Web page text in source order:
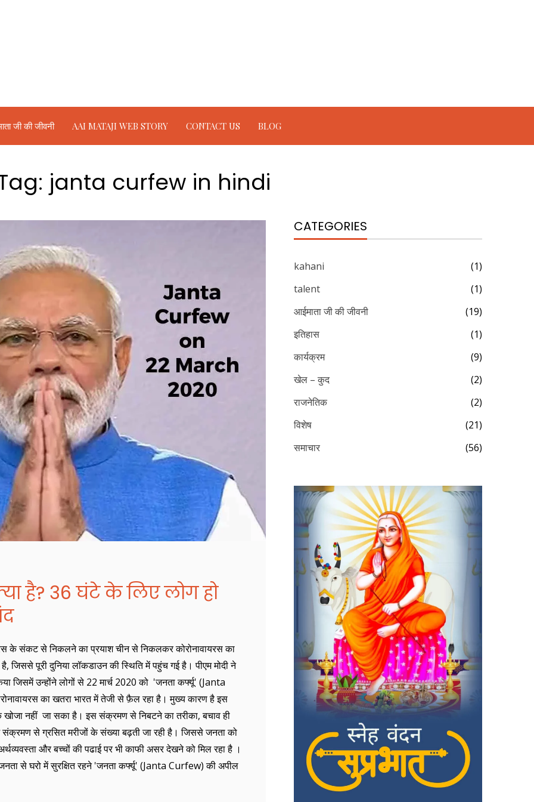
जी की जीवनी AAI MATAJI WEB STORY CONTACT US BLOG
janta curfew in hindi
है? 36 घंटे के लिए लोग हो
के संकट से निकलने का प्रयाश चीन से निकलकर कोरोनावायरस का
है, जिससे पूरी दुनिया लॉकडाउन की स्थिति में पहुंच गई है। पीएम मोदी ने
जिसमें उन्होंने लोगों से 22 मार्च 2020 को 'जनता कर्फ्यू' (Janta
का खतरा भारत में तेजी से फ़ैल रहा है। मुख्य कारण है इस
नहीं जा सका है। इस संक्रमण से निबटने का तरीका, बचाव ही
से ग्रसित मरीजों के संख्या बढ़ती जा रही है। जिससे जनता को
और बच्चों की पढाई पर भी काफी असर देखने को मिल रहा है ।
से घरो में सुरक्षित रहने 'जनता कर्फ्यू' (Janta Curfew) की अपील
CATEGORIES
kahani
(1)
talent
(1)
आईमाता जी की जीवनी
(19)
इतिहास
(1)
कार्यक्रम
(9)
खेल – कुद
(2)
राजनेतिक
(2)
विशेष
(21)
समाचार
(56)